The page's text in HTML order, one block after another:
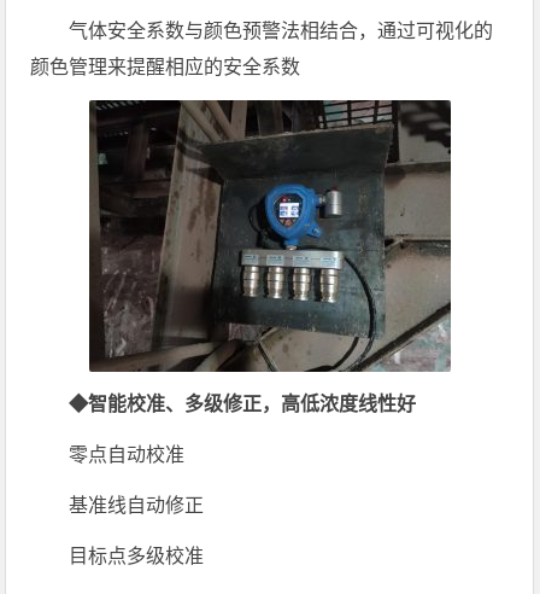
气体安全系数与颜色预警法相结合，通过可视化的
颜色管理来提醒相应的安全系数
◆智能校准、多级修正，高低浓度线性好
零点自动校准
基准线自动修正
目标点多级校准